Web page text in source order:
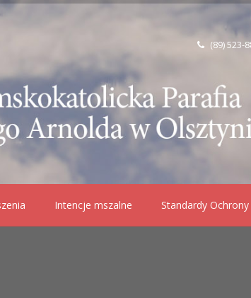
(89) 523-
Intencje mszalne Standardy